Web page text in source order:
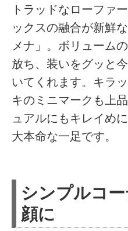
トラッドなローファ
ックスの融合が新鮮
メナ」。ボリューム
放ち、装いをグッと
いてくれます。キラ
キのミニマークも上
ュアルにもキレイめ
大本命な一足です。
シンプルコ
顔に